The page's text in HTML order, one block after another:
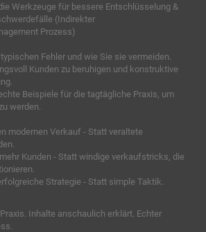
Werkzeuge für bessere Entschlüsselung &
(Indirekter
Prozess)
Fehler und wie Sie sie vermeiden.
Kunden zu beruhigen und konstruktive
Beispiele für die tagtägliche Praxis, um
werden.
modernen Verkauf - Statt veraltete
Kunden - Statt windige verkaufstricks, die
Strategie - Statt simple Taktik.
Inhalte anschaulich erklärt. Echter